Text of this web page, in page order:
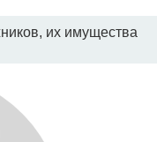
их имущества